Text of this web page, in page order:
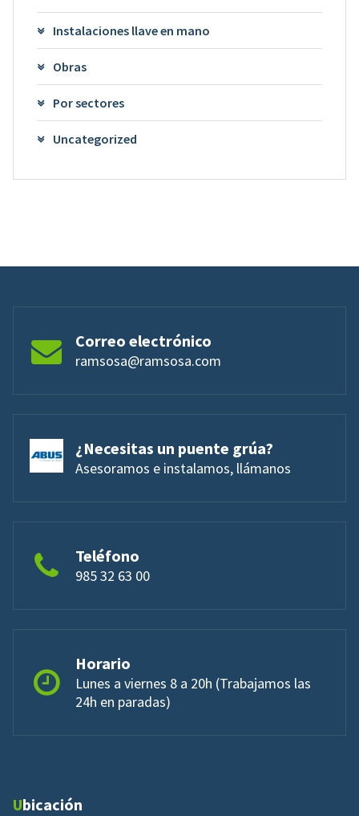
Instalaciones llave en mano
Obras
Por sectores
Uncategorized
Correo electrónico
ramsosa@ramsosa.com
¿Necesitas un puente grúa?
Asesoramos e instalamos, llámanos
Teléfono
985 32 63 00
Horario
Lunes a viernes 8 a 20h (Trabajamos las
24h en paradas)
Ubicación